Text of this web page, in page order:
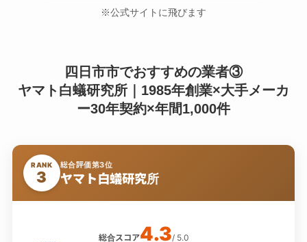
※公式サイトに飛びます
四日市市でおすすめの業者③
ヤマト白蟻研究所｜1985年創業×大手メーカ
ー30年契約×年間1,000件
RANK
3
総合評価第3位
ヤマト白蟻研究所
総合スコア4.3/ 5.0